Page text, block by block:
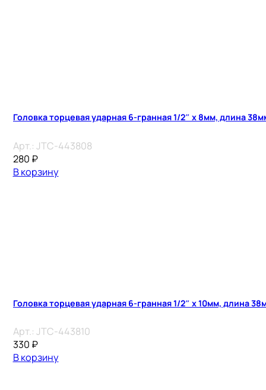
Головка торцевая ударная 6-гранная 1/2″ х 8мм, длина
Арт.: JTC-443808
280 ₽
В корзину
Головка торцевая ударная 6-гранная 1/2″ х 10мм, длина
Арт.: JTC-443810
330 ₽
В корзину